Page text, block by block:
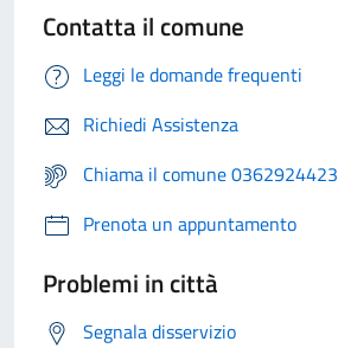
Contatta il comune
Leggi le domande frequenti
Richiedi Assistenza
Chiama il comune 0362924423
Prenota un appuntamento
Problemi in città
Segnala disservizio